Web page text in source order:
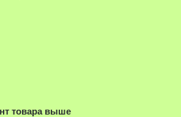
товара выше